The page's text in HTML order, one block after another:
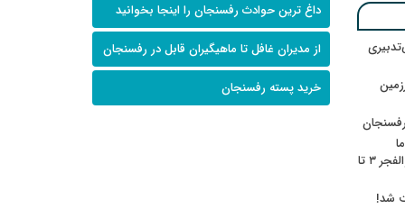
ننشسته»/ روایت محمد جعفرپور از والفجر ۳ تا
شد!
داغ ترین حوادث رفسنجان را اینجا بخوانید
از مدیران غافل تا ماهیگیران قابل در رفسنجان
خرید پسته رفسنجان